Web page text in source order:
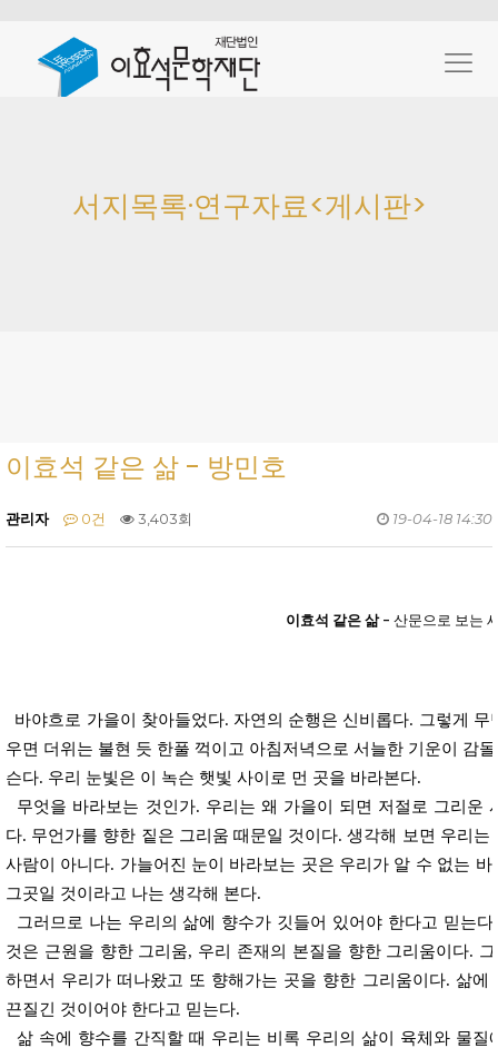
서지목록·연구자료<게시판>
이효석 같은 삶 - 방민호
관리자 0건 3,403회 19-04-18 14:30
이효석 같은 삶- 산문으로 보는
바야흐로 가을이 찾아들었다. 자연의 순행은 신비롭다. 그렇게
우면 더위는 불현 듯 한풀 꺽이고 아침저녁으로 서늘한 기운이 감
슨다. 우리 눈빛은 이 녹슨 햇빛 사이로 먼 곳을 바라본다.
무엇을 바라보는 것인가. 우리는 왜 가을이 되면 저절로 그리운
다. 무언가를 향한 짙은 그리움 때문일 것이다. 생각해 보면 우리
사람이 아니다. 가늘어진 눈이 바라보는 곳은 우리가 알 수 없는
그곳일 것이라고 나는 생각해 본다.
그러므로 나는 우리의 삶에 향수가 깃들어 있어야 한다고 믿는
것은 근원을 향한 그리움, 우리 존재의 본질을 향한 그리움이다.
하면서 우리가 떠나왔고 또 향해가는 곳을 향한 그리움이다. 삶
끈질긴 것이어야 한다고 믿는다.
삶 속에 향수를 간직할 때 우리는 비록 우리의 삶이 육체와 물